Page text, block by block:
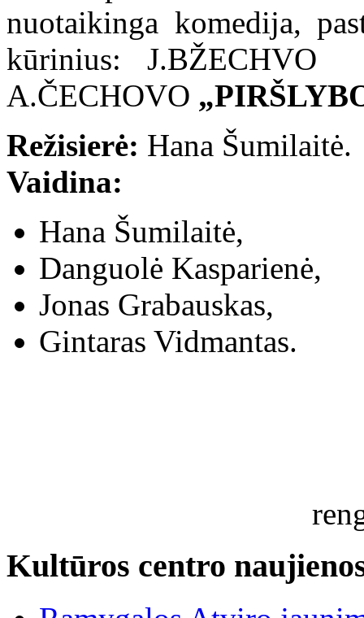
nuotaikinga komedija,
kūrinius:
A.ČECHOVO
Režisierė: Hana Šumilaitė.
Vaidina:
Hana Šumilaitė,
Danguolė Kasparienė,
Jonas Grabauskas,
Gintaras Vidmantas.
Kultūros centro